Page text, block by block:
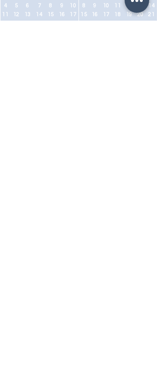
4
5 6 7 8 9
10
11
12 13 14 15 16
17
8
9 10 11 12
14
15
16 17 18 19 20
21